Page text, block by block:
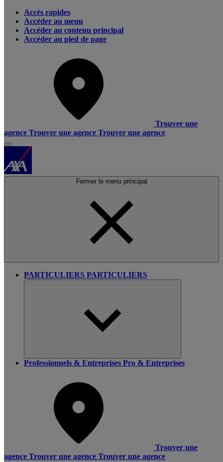
Accès rapides
Accéder au menu
Accéder au contenu principal
Accéder au pied de page
Trouver une
agence Trouver une agence Trouver une agence
Fermer le menu principal
PARTICULIERS PARTICULIERS
Professionnels & Entreprises Pro & Entreprises
Trouver une
agence Trouver une agence Trouver une agence